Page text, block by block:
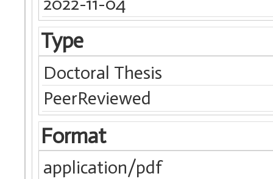
Type
Doctoral Thesis
PeerReviewed
Format
application/pdf